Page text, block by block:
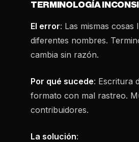
TERMINOLOGÍA
El error: Las mismas cosas
diferentes nombres.
cambia sin razón.
Por qué sucede: Escritura
formato con mal rastreo.
contribuidores.
La solución: